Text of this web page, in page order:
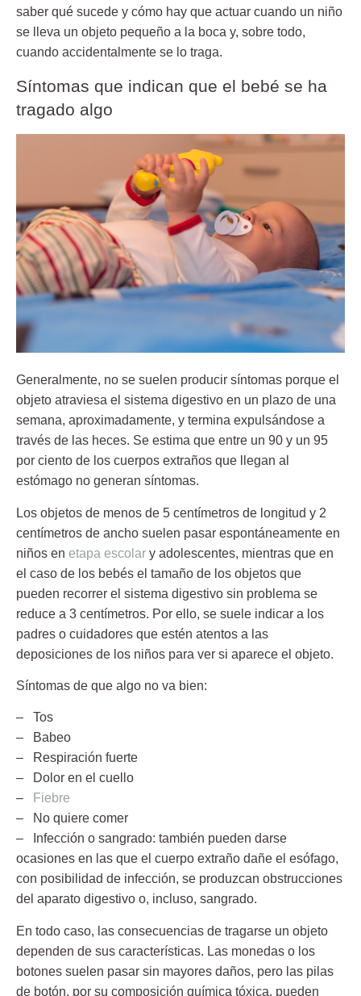
saber qué sucede y cómo hay que actuar cuando un niño
se lleva un objeto pequeño a la boca y, sobre todo,
cuando accidentalmente se lo traga.
Síntomas que indican que el bebé se ha
tragado algo
Generalmente, no se suelen producir síntomas porque el
objeto atraviesa el sistema digestivo en un plazo de una
semana, aproximadamente, y termina expulsándose a
través de las heces. Se estima que entre un 90 y un 95
por ciento de los cuerpos extraños que llegan al
estómago no generan síntomas.
Los objetos de menos de 5 centímetros de longitud y 2
centímetros de ancho suelen pasar espontáneamente en
niños en etapa escolar y adolescentes, mientras que en
el caso de los bebés el tamaño de los objetos que
pueden recorrer el sistema digestivo sin problema se
reduce a 3 centímetros. Por ello, se suele indicar a los
padres o cuidadores que estén atentos a las
deposiciones de los niños para ver si aparece el objeto.
Síntomas de que algo no va bien:
– Tos
– Babeo
– Respiración fuerte
– Dolor en el cuello
–
Fiebre
– No quiere comer
– Infección o sangrado: también pueden darse
ocasiones en las que el cuerpo extraño dañe el esófago,
con posibilidad de infección, se produzcan obstrucciones
del aparato digestivo o, incluso, sangrado.
En todo caso, las consecuencias de tragarse un objeto
dependen de sus características. Las monedas o los
botones suelen pasar sin mayores daños, pero las pilas
de botón, por su composición química tóxica, pueden